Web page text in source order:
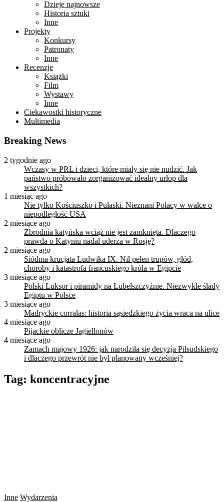
Dzieje najnowsze
Historia sztuki
Inne
Projekty
Konkursy
Patronaty
Inne
Recenzje
Książki
Film
Wystawy
Inne
Ciekawostki historyczne
Multimedia
Breaking News
2 tygodnie ago
Wczasy w PRL i dzieci, które miały się nie nudzić. Jak
państwo próbowało zorganizować idealny urlop dla
wszystkich?
1 miesiąc ago
Nie tylko Kościuszko i Pułaski. Nieznani Polacy w walce o
niepodległość USA
2 miesiące ago
Zbrodnia katyńska wciąż nie jest zamknięta. Dlaczego
prawda o Katyniu nadal uderza w Rosję?
2 miesiące ago
Siódma krucjata Ludwika IX. Nil pełen trupów, głód,
choroby i katastrofa francuskiego króla w Egipcie
3 miesiące ago
Polski Luksor i piramidy na Lubelszczyźnie. Niezwykłe ślady
Egiptu w Polsce
3 miesiące ago
Madryckie corralas: historia sąsiedzkiego życia wraca na ulice
4 miesiące ago
Pijackie oblicze Jagiellonów
4 miesiące ago
Zamach majowy 1926: jak narodziła się decyzja Piłsudskiego
i dlaczego przewrót nie był planowany wcześniej?
Tag: koncentracyjne
Inne Wydarzenia